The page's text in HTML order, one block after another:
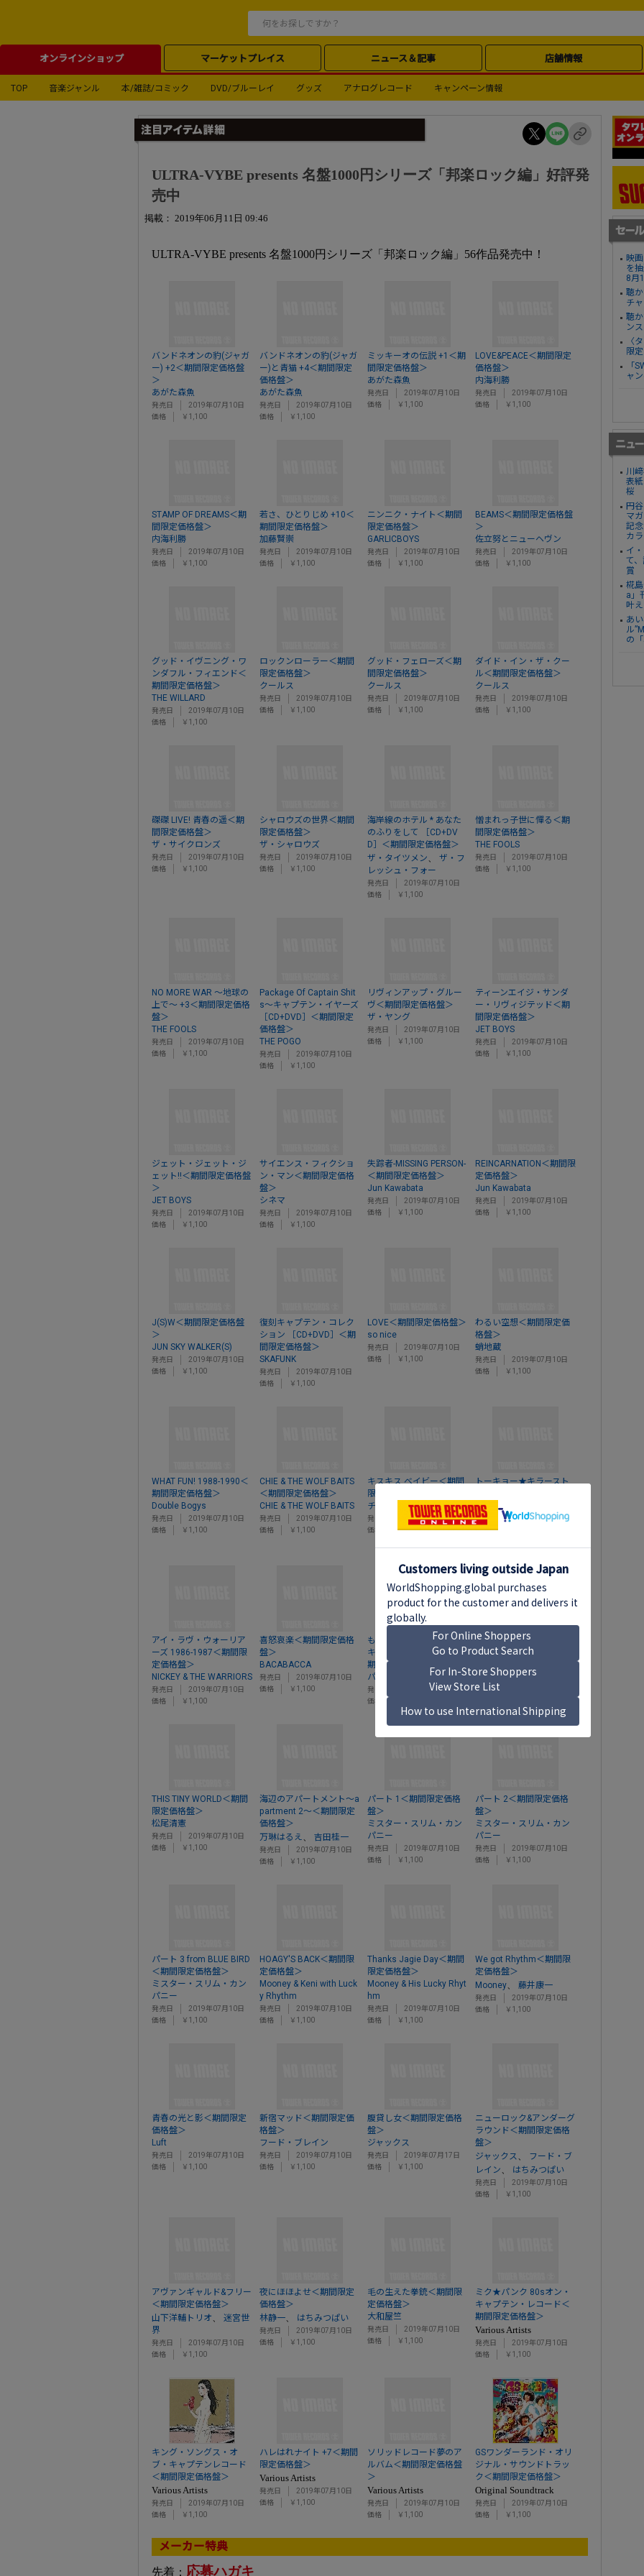
オンラインショップ マーケットプレイス ニュース＆記事 店舗情報
TOP 音楽ジャンル 本/雑誌/コミック DVD/ブルーレイ グッズ アナログレコード キャンペーン情報
ULTRA-VYBE presents 名盤1000円シリーズ「邦楽ロック編」好評発
売中
掲載： 2019年06月11日 09:46
ULTRA-VYBE presents 名盤1000円シリーズ「邦楽ロック編」56作品発売中！
バンドネオンの豹(ジャガ
ー) +2＜期間限定価格盤
＞
あがた森魚
発売日
2019年07月10日
価格
￥1,100
バンドネオンの豹(ジャガ
ー)と青猫 +4＜期間限定
価格盤＞
あがた森魚
発売日
2019年07月10日
価格
￥1,100
ミッキーオの伝説 +1＜期
間限定価格盤＞
あがた森魚
発売日
2019年07月10日
価格
￥1,100
LOVE&PEACE＜期間限定
価格盤＞
内海利勝
発売日
2019年07月10日
価格
￥1,100
STAMP OF DREAMS＜期
間限定価格盤＞
内海利勝
発売日
2019年07月10日
価格
￥1,100
若さ、ひとりじめ +10＜
期間限定価格盤＞
加藤賢崇
発売日
2019年07月10日
価格
￥1,100
ニンニク・ナイト＜期間
限定価格盤＞
GARLICBOYS
発売日
2019年07月10日
価格
￥1,100
BEAMS＜期間限定価格盤
＞
佐立努とニューヘヴン
発売日
2019年07月10日
価格
￥1,100
グッド・イヴニング・ワ
ンダフル・フィエンド＜
期間限定価格盤＞
THE WILLARD
発売日
2019年07月10日
価格
￥1,100
ロックンローラー＜期間
限定価格盤＞
クールス
発売日
2019年07月10日
価格
￥1,100
グッド・フェローズ＜期
間限定価格盤＞
クールス
発売日
2019年07月10日
価格
￥1,100
ダイド・イン・ザ・クー
ル＜期間限定価格盤＞
クールス
発売日
2019年07月10日
価格
￥1,100
磔磔 LIVE! 青春の遥＜期
間限定価格盤＞
ザ・サイクロンズ
発売日
2019年07月10日
価格
￥1,100
シャロウズの世界＜期間
限定価格盤＞
ザ・シャロウズ
発売日
2019年07月10日
価格
￥1,100
海岸線のホテル * あなた
のふりをして ［CD+DV
D］＜期間限定価格盤＞
ザ・タイツメン、 ザ・フ
レッシュ・フォー
発売日
2019年07月10日
価格
￥1,100
憎まれっ子世に憚る＜期
間限定価格盤＞
THE FOOLS
発売日
2019年07月10日
価格
￥1,100
NO MORE WAR ～地球の
上で～ +3＜期間限定価格
盤＞
THE FOOLS
発売日
2019年07月10日
価格
￥1,100
Package Of Captain Shit
s～キャプテン・イヤーズ
［CD+DVD］＜期間限定
価格盤＞
THE POGO
発売日
2019年07月10日
価格
￥1,100
リヴィンアップ・グルー
ヴ＜期間限定価格盤＞
ザ・ヤング
発売日
2019年07月10日
価格
￥1,100
ティーンエイジ・サンダ
ー・リヴィジテッド＜期
間限定価格盤＞
JET BOYS
発売日
2019年07月10日
価格
￥1,100
ジェット・ジェット・ジ
ェット!!＜期間限定価格盤
＞
JET BOYS
発売日
2019年07月10日
価格
￥1,100
サイエンス・フィクショ
ン・マン＜期間限定価格
盤＞
シネマ
発売日
2019年07月10日
価格
￥1,100
失踪者-MISSING PERSON-
＜期間限定価格盤＞
Jun Kawabata
発売日
2019年07月10日
価格
￥1,100
REINCARNATION＜期間限
定価格盤＞
Jun Kawabata
発売日
2019年07月10日
価格
￥1,100
J(S)W＜期間限定価格盤
＞
JUN SKY WALKER(S)
発売日
2019年07月10日
価格
￥1,100
復刻キャプテン・コレク
ション ［CD+DVD］＜期
間限定価格盤＞
SKAFUNK
発売日
2019年07月10日
価格
￥1,100
LOVE＜期間限定価格盤＞
so nice
発売日
2019年07月10日
価格
￥1,100
わるい空想＜期間限定価
格盤＞
蛸地蔵
発売日
2019年07月10日
価格
￥1,100
WHAT FUN! 1988-1990＜
期間限定価格盤＞
Double Bogys
発売日
2019年07月10日
価格
￥1,100
CHIE & THE WOLF BAITS
＜期間限定価格盤＞
CHIE & THE WOLF BAITS
発売日
2019年07月10日
価格
￥1,100
キスキス ベイビー＜期間
限定価格盤＞
チェリー・ボーイズ
発売日
2019年07月17日
価格
￥1,100
トーキョー★キラースト
＞
トーキョーキラー
発売日
アイ・ラヴ・ウォーリア
ーズ 1986-1987＜期間限
定価格盤＞
NICKEY & THE WARRIORS
発売日
2019年07月10日
価格
￥1,100
喜怒哀楽＜期間限定価格
盤＞
BACABACCA
発売日
2019年07月10日
価格
￥1,100
もはやこれまで/WAR3～
キャプテン・イヤーズ＜
期間限定価格盤＞
パパイヤパラノイア
発売日
2019年07月17日
価格
幻のフレアオッズ＜期間
限定価格盤＞
発売日
2019年07月10日
価格
THIS TINY WORLD＜期間
限定価格盤＞
松尾清憲
発売日
2019年07月10日
価格
￥1,100
海辺のアパートメント～a
partment 2～＜期間限定
価格盤＞
万琳はるえ、 吉田桂一
発売日
2019年07月10日
価格
￥1,100
パート 1＜期間限定価格
盤＞
ミスター・スリム・カン
パニー
発売日
2019年07月10日
価格
￥1,100
パート 2＜期間限定価格
盤＞
ミスター・スリム・カン
パニー
発売日
2019年07月10日
価格
￥1,100
パート 3 from BLUE BIRD
＜期間限定価格盤＞
ミスター・スリム・カン
パニー
発売日
2019年07月10日
価格
￥1,100
HOAGY'S BACK＜期間限
定価格盤＞
Mooney & Keni with Luck
y Rhythm
発売日
2019年07月10日
価格
￥1,100
Thanks Jagie Day＜期間
限定価格盤＞
Mooney & His Lucky Rhyt
hm
発売日
2019年07月10日
価格
￥1,100
We got Rhythm＜期間限
定価格盤＞
Mooney、 藤井康一
発売日
2019年07月10日
価格
￥1,100
青春の光と影＜期間限定
価格盤＞
Luft
発売日
2019年07月10日
価格
￥1,100
新宿マッド＜期間限定価
格盤＞
フード・ブレイン
発売日
2019年07月10日
価格
￥1,100
腹貸し女＜期間限定価格
盤＞
ジャックス
発売日
2019年07月17日
価格
￥1,100
ニューロック&アンダーグ
ラウンド＜期間限定価格
盤＞
ジャックス、
フード・ブ
レイン、 はちみつぱい
発売日
2019年07月10日
価格
￥1,100
アヴァンギャルド&フリー
＜期間限定価格盤＞
山下洋輔トリオ、 迷宮世
界
発売日
2019年07月10日
価格
￥1,100
夜にほほよせ＜期間限定
価格盤＞
林静一、 はちみつぱい
発売日
2019年07月10日
価格
￥1,100
毛の生えた拳銃＜期間限
定価格盤＞
大和屋竺
発売日
2019年07月10日
価格
￥1,100
ミク★パンク 80sオン・
キャプテン・レコード＜
期間限定価格盤＞
Various Artists
発売日
2019年07月10日
価格
￥1,100
キング・ソングス・オ
ブ・キャプテンレコード
＜期間限定価格盤＞
Various Artists
発売日
2019年07月10日
価格
￥1,100
ハレはれナイト +7＜期間
限定価格盤＞
Various Artists
発売日
2019年07月10日
価格
￥1,100
ソリッドレコード夢のア
ルバム＜期間限定価格盤
＞
Various Artists
発売日
2019年07月10日
価格
￥1,100
GSワンダーランド・オリ
ジナル・サウンドトラッ
ク＜期間限定価格盤＞
Original Soundtrack
発売日
2019年07月10日
価格
￥1,100
メーカー特典
先着： 応募ハガキ
映
を
8月
聴
チ
聴
ン
〈
限
「
ャ
川
表
桜
円
マ
記
カ
イ
て
賞
椛
a」
叶
あ
ル
の